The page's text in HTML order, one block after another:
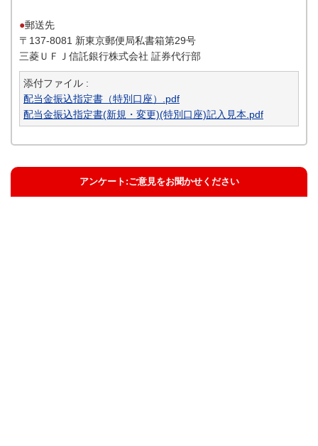
●郵送先
〒137-8081 新東京郵便局私書箱第29号
三菱ＵＦＪ信託銀行株式会社 証券代行部
添付ファイル :
配当金振込指定書（特別口座）.pdf
配当金振込指定書(新規・変更)(特別口座)記入見本.pdf
アンケート:ご意見をお聞かせください